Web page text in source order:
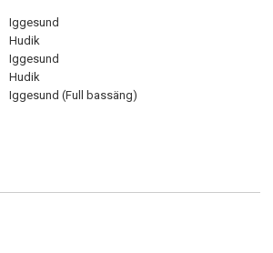
Iggesund
Hudik
Iggesund
Hudik
Iggesund (Full bassäng)